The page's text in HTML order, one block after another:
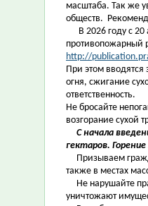
масштаба. Так же
обществ.
В 2026 году с 20
противопожарный
http://
При этом вводятся
огня, сжигание
ответственность.
Не бросайте
возгорание сухой
С начала
гектаров.
Призываем
также в местах
Не нарушайте
уничтожают